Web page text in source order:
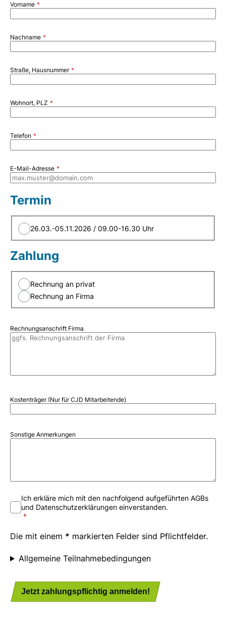
Vorname
Nachname
Straße, Hausnummer
Wohnort, PLZ
Telefon
E-Mail-Adresse
Termin
26.03.-05.11.2026 / 09.00-16.30 Uhr
Zahlung
Rechnung an privat
Rechnung an Firma
Rechnungsanschrift Firma
Kostenträger (Nur für CJD Mitarbeitende)
Sonstige Anmerkungen
Ich erkläre mich mit den nachfolgend aufgeführten AGBs
und Datenschutzerklärungen einverstanden.
Die mit einem * markierten Felder sind Pflichtfelder.
Allgemeine Teilnahmebedingungen
Jetzt zahlungspflichtig anmelden!